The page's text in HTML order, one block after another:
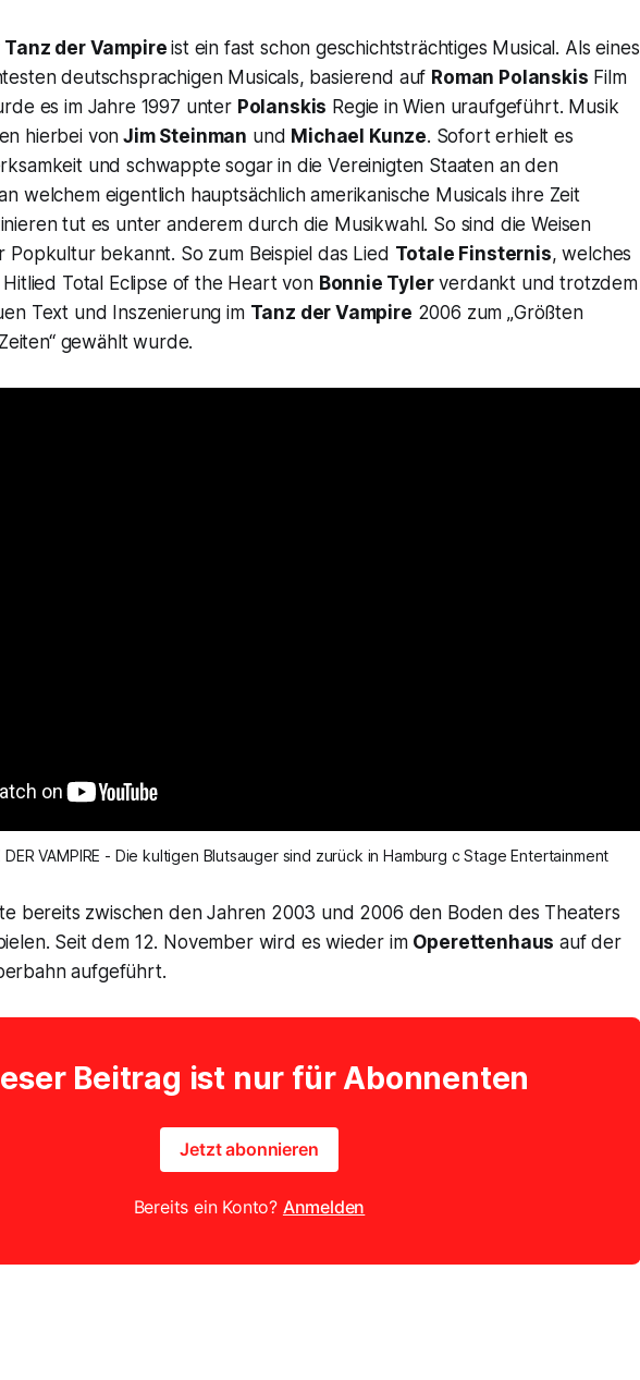
Tanz der Vampireist ein fast schon geschichtsträchtiges Musical. Als eines
deutschsprachigen Musicals, basierend auf Roman Polanskis Film
es im Jahre 1997 unter Polanskis Regie in Wien uraufgeführt. Musik
hierbei von Jim Steinman und Michael Kunze. Sofort erhielt es
und schwappte sogar in die Vereinigten Staaten an den
welchem eigentlich hauptsächlich amerikanische Musicals ihre Zeit
tut es unter anderem durch die Musikwahl. So sind die Weisen
Popkultur bekannt. So zum Beispiel das Lied Totale Finsternis, welches
Total Eclipse of the Heartvon Bonnie Tylerverdankt und trotzdem
Text und Inszenierung im Tanz der Vampire 2006 zum„Größten
gewählt wurde.
DER VAMPIRE - Die kultigen Blutsauger sind zurück in Hamburg c Stage Entertainment
bereits zwischen den Jahren 2003 und 2006 den Boden des Theaters
Seit dem 12. November wird es wieder im Operettenhaus auf der
aufgeführt.
Beitrag ist nur für Abonnenten
Jetzt abonnieren
Bereits ein Konto? Anmelden